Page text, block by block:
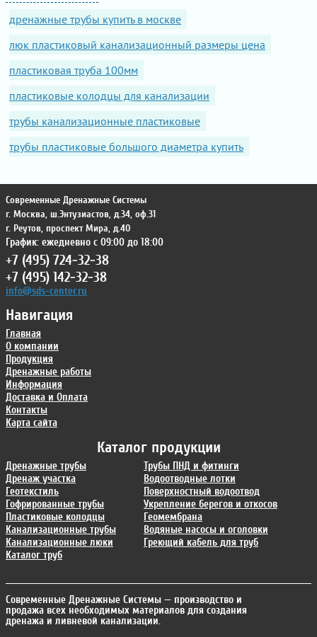
дренажные трубы купить в москве
люк пластиковый канализационный размеры цена
пластиковая труба 100мм
пластиковые колодцы для канализации
трубы канализационные пластиковые
трубы пластиковые большого диаметра купить
Каталог продукции
Дренажные трубы
Дренаж участка
Геотекстиль
Гофрированные трубы
Пластиковые колодцы
Канализационные трубы
Канализационные люки
Каталог труб
Трубы ПНД и фитинги
Водоотводные лотки
Поверхностный водоотвод
Укрепление берегов и откосов
Геомембрана
Водяные насосы и оголовки
Греющий кабель для труб
Навигация
Главная
О компании
Продукция
Дренажные работы
Информация
Доставка и Оплата
Контакты
Карта сайта
Современные Дренажные Системы
г. Москва, ш.Энтузиастов, д.34, оф.31
г. Реутов, проспект Мира, д.40
График: ежедневно с 09:00 до 18:00
+7 (495) 724-32-38
+7 (495) 142-32-38
info@sds-center.ru
Современные Дренажные Системы — производство и
продажа всех необходимых материалов для создания
дренажа и ливневой канализации.